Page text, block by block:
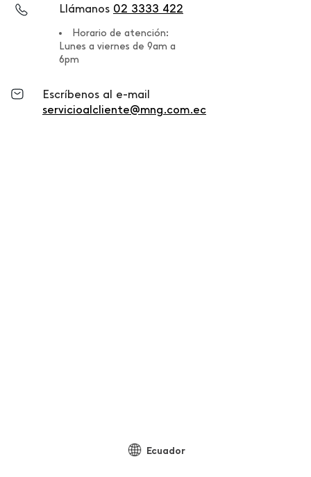
Llámanos 02 3333 422
Horario de atención:
Lunes a viernes de 9am a
6pm
Escríbenos al e-mail
servicioalcliente@mng.com.ec
Ecuador